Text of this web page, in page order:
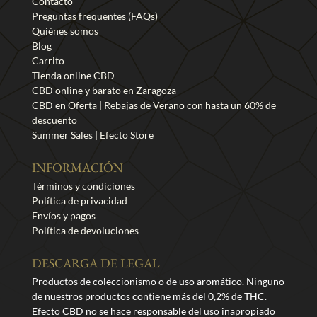
Preguntas frequentes (FAQs)
Quiénes somos
Blog
Carrito
Tienda online CBD
CBD online y barato en Zaragoza
CBD en Oferta | Rebajas de Verano con hasta un 60% de
descuento
Summer Sales | Efecto Store
INFORMACIÓN
Términos y condiciones
Política de privacidad
Envíos y pagos
Política de devoluciones
DESCARGA DE LEGAL
Productos de coleccionismo o de uso aromático. Ninguno
de nuestros productos contiene más del 0,2% de THC.
Efecto CBD no se hace responsable del uso inapropiado